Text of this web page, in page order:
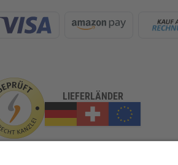
LIEFERLÄNDER